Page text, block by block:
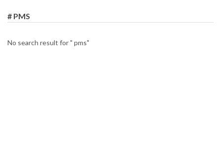
# PMS
No search result for " pms"